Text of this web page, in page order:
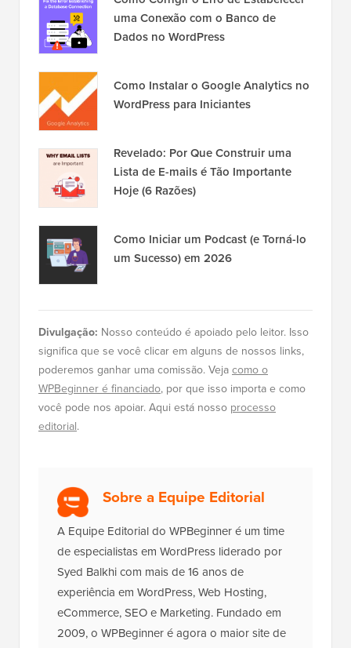
uma Conexão com o Banco de
Dados no WordPress
Como Instalar o Google Analytics no
WordPress para Iniciantes
Revelado: Por Que Construir uma
Lista de E-mails é Tão Importante
Hoje (6 Razões)
Como Iniciar um Podcast (e Torná-lo
um Sucesso) em 2026
Divulgação: Nosso conteúdo é apoiado pelo leitor. Isso
significa que se você clicar em alguns de nossos links,
poderemos ganhar uma comissão. Vejacomo o
WPBeginner é financiado, por que isso importa e como
você pode nos apoiar. Aqui está nosso processo
editorial.
Sobre a Equipe Editorial
A Equipe Editorial do WPBeginner é um time
de especialistas em WordPress liderado por
Syed Balkhi com mais de 16 anos de
experiência em WordPress, Web Hosting,
eCommerce, SEO e Marketing. Fundado em
2009, o WPBeginner é agora o maior site de